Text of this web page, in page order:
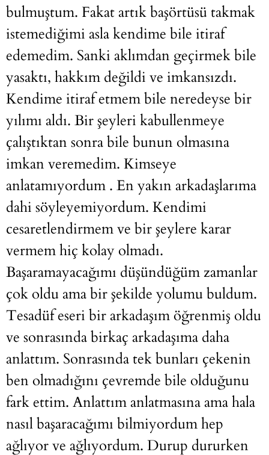
bulmuştum. Fakat artık başörtüsü takmak
istemediğimi asla kendime bile itiraf
edemedim. Sanki aklımdan geçirmek bile
yasaktı, hakkım değildi ve imkansızdı.
Kendime itiraf etmem bile neredeyse bir
yılımı aldı. Bir şeyleri kabullenmeye
çalıştıktan sonra bile bunun olmasına
imkan veremedim. Kimseye
anlatamıyordum . En yakın arkadaşlarıma
dahi söyleyemiyordum. Kendimi
cesaretlendirmem ve bir şeylere karar
vermem hiç kolay olmadı.
Başaramayacağımı düşündüğüm zamanlar
çok oldu ama bir şekilde yolumu buldum.
Tesadüf eseri bir arkadaşım öğrenmiş oldu
ve sonrasında birkaç arkadaşıma daha
anlattım. Sonrasında tek bunları çekenin
ben olmadığını çevremde bile olduğunu
fark ettim. Anlattım anlatmasına ama hala
nasıl başaracağımı bilmiyordum hep
ağlıyor ve ağlıyordum. Durup dururken